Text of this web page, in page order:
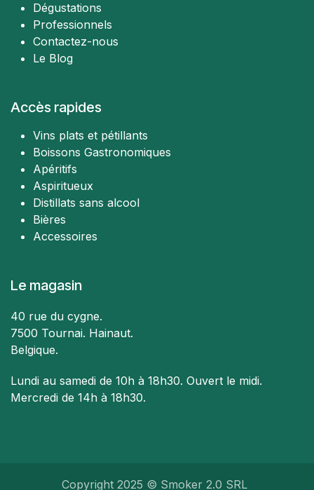
Dégustations
Professionnels
Contactez-nous
Le Blog
Accès rapides
Vins plats et pétillants
Boissons Gastronomiques
Apéritifs
Aspiritueux
Distillats sans alcool
Bières
Accessoires
Le magasin
40 rue du cygne.
7500 Tournai. Hainaut.
Belgique.
Lundi au samedi de 10h à 18h30. Ouvert le midi.​
Mercredi de 14h à 18h30.
Copyright 2025 © Smoker 2.0 SRL